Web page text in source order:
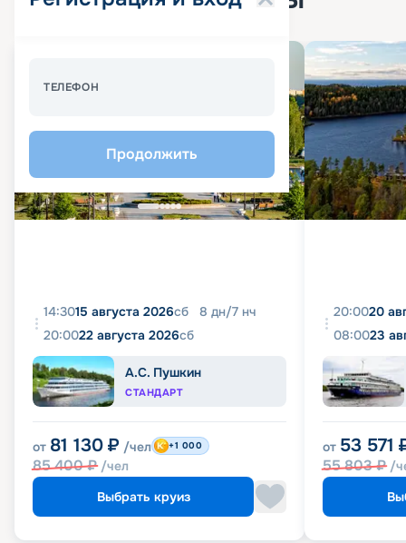
ТЕЛЕФОН
Продолжить
14:3015 августа 2026сб 8 дн/7 нч
20:0022 августа 2026сб
А.С. Пушкин
СТАНДАРТ
от 81 130 ₽ /чел
85 400₽ /чел
+1 000
Выбрать круиз
20:0020
08:0023
от 53 571
55 803₽ /